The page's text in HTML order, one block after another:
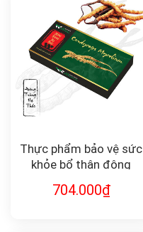
Thực phẩm bảo vệ sức
khỏe bổ thận đông
CordyCops Mycelium
704.000₫